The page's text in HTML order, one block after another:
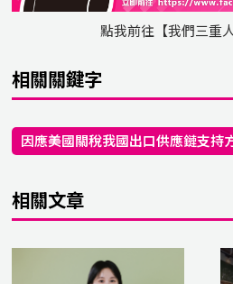
點我前往【我們三重
相關關鍵字
因應美國關稅我國出口供應鏈支持
相關文章